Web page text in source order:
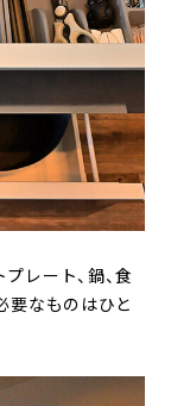
レート、鍋、食
要なものはひと